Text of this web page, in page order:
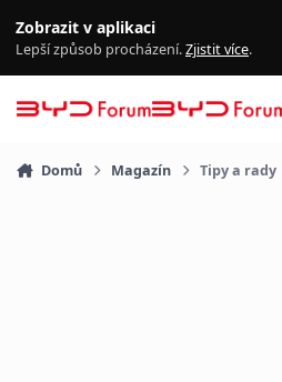
Zobrazit v aplikaci
Lepší způsob procházení.Zjistit více.
Domů Magazín Tipy a rady